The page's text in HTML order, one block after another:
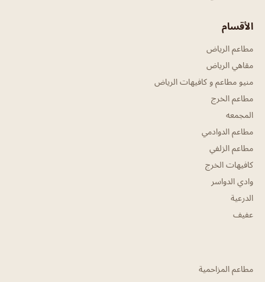
الأقسام
مطاعم الرياض
مقاهي الرياض
منيو مطاعم و كافيهات الرياض
مطاعم الخرج
المجمعه
مطاعم الدوادمي
مطاعم الزلفي
كافيهات الخرج
وادي الدواسر
الدرعية
عفيف
مطاعم المزاحمية